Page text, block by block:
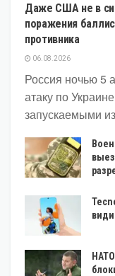
Даже США не в
поражения
противника
06.08.2026
Россия ночью 5
атаку по
запускаемыми